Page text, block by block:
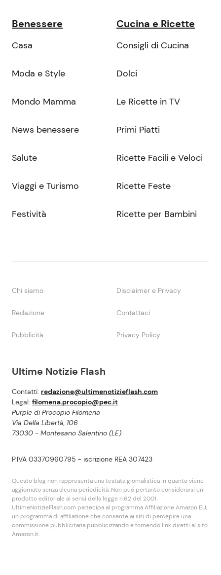
Ultime Notizie Flash
Contatti: redazione@ultimenotizieflash.com
Legal: filomena.procopio@pec.it
Purple di Procopio Filomena
Via Della Libertà, 106
73030 - Montesano Salentino (LE)
P.IVA 03370960795 - iscrizione REA 307423
Questo blog non rappresenta una testata giornalistica in quanto viene
aggiornato senza alcuna periodicità. Non puó pertanto considerarsi un
prodotto editoriale ai sensi della legge n.62 del 2001.
UltimeNotizieFlash.com partecipa al programma Affiliazione Amazon EU,
un programma di affiliazione che consente ai siti di percepire una
commissione pubblicitaria pubblicizzando e fornendo link diretti al sito
Amazon.it.
Benessere
Casa
Moda e Style
Mondo Mamma
News benessere
Salute
Viaggi e Turismo
Festività
Cucina e Ricette
Consigli di Cucina
Dolci
Le Ricette in TV
Primi Piatti
Ricette Facili e Veloci
Ricette Feste
Ricette per Bambini
Chi siamo Disclaimer e Privacy
Redazione Contattaci
Pubblicità Privacy Policy